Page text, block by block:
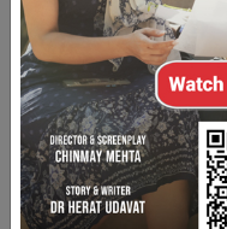
કૃષ્ણકાંત ઉનડકટ
32 - સારી જિંદગી
જીવન હશે તો
યકીન રાખ,યકીનન